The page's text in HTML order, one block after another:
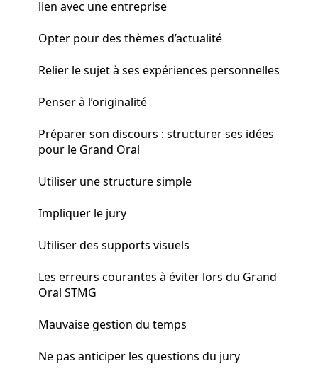
lien avec une entreprise
Opter pour des thèmes d’actualité
Relier le sujet à ses expériences personnelles
Penser à l’originalité
Préparer son discours : structurer ses idées
pour le Grand Oral
Utiliser une structure simple
Impliquer le jury
Utiliser des supports visuels
Les erreurs courantes à éviter lors du Grand
Oral STMG
Mauvaise gestion du temps
Ne pas anticiper les questions du jury